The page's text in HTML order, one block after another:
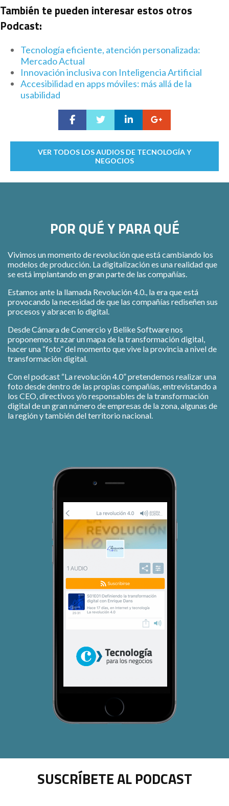
También te pueden interesar estos otros
Podcast:
Tecnología eficiente, atención personalizada:
Mercado Actual
Innovación inclusiva con Inteligencia Artificial
Accesibilidad en apps móviles: más allá de la
usabilidad
VER TODOS LOS AUDIOS DE TECNOLOGÍA Y
NEGOCIOS
POR QUÉ Y PARA QUÉ
Vivimos un momento de revolución que está cambiando los
modelos de producción. La digitalización es una realidad que
se está implantando en gran parte de las compañías.
Estamos ante la llamada Revolución 4.0., la era que está
provocando la necesidad de que las compañías rediseñen sus
procesos y abracen lo digital.
Desde Cámara de Comercio y Belike Software nos
proponemos trazar un mapa de la transformación digital,
hacer una “foto” del momento que vive la provincia a nivel de
transformación digital.
Con el podcast “La revolución 4.0” pretendemos realizar una
foto desde dentro de las propias compañías, entrevistando a
los CEO, directivos y/o responsables de la transformación
digital de un gran número de empresas de la zona, algunas de
la región y también del territorio nacional.
SUSCRÍBETE AL PODCAST